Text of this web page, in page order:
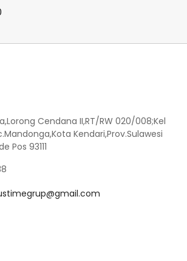
Paniai
Cendana II,RT/RW 020/008;Kel
Kendari,Prov.Sulawesi
Pos 93111